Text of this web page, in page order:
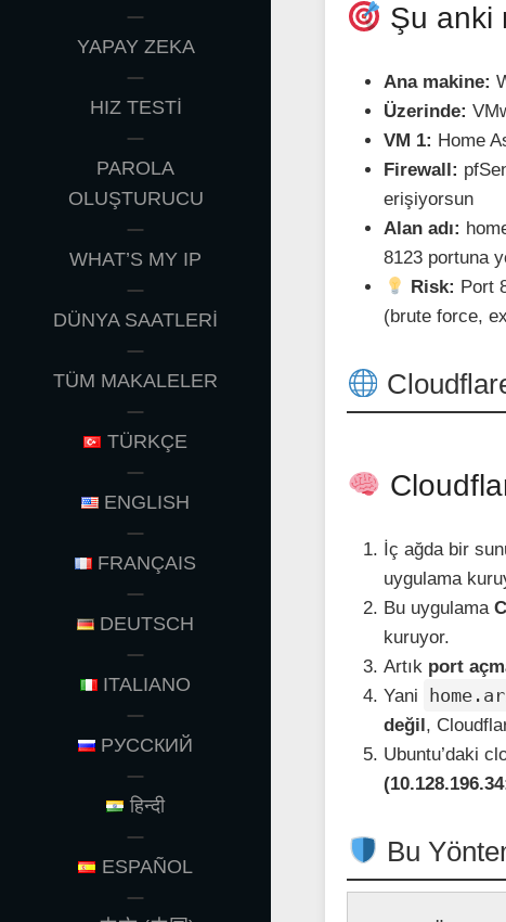
YAPAY ZEKA
HIZ TESTİ
PAROLA
OLUŞTURUCU
WHAT’S MY IP
DÜNYA SAATLERİ
TÜM MAKALELER
TÜRKÇE
ENGLISH
FRANÇAIS
DEUTSCH
ITALIANO
РУССКИЙ
हिन्दी
ESPAÑOL
Şu anki
Ana makine:
Üzerinde:
VM 1: Home
Firewall:
erişiyorsun
Alan adı:
8123 portuna
Risk: Port
(brute force,
İç ağda bir
uygulama
Bu uygulama
kuruyor.
Artık port
Yani
değil,
Ubuntu’daki
Bu